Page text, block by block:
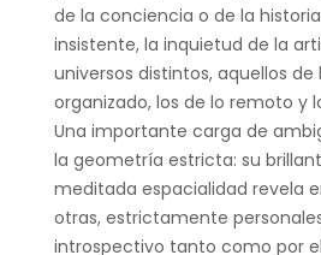
de la conciencia o de la
insistente, la inquietud de la
universos distintos, aquellos
organizado, los de lo remoto y
Una importante carga de
la geometría estricta: su
meditada espacialidad revela
otras, estrictamente
introspectivo tanto como por